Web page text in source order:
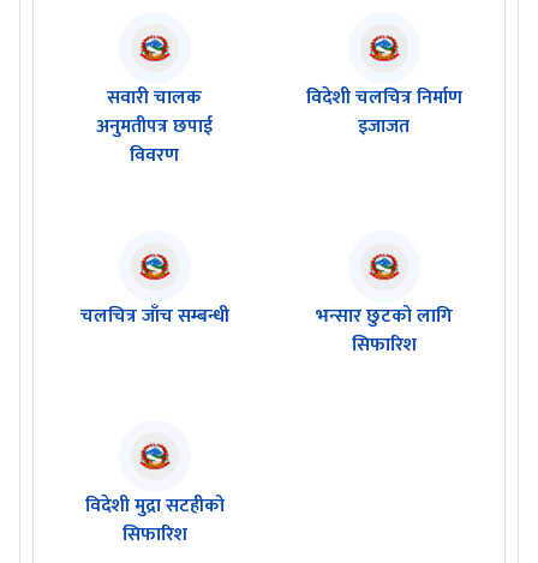
सवारी चालक
अनुमतीपत्र छपाई
विवरण
विदेशी चलचित्र निर्माण
इजाजत
चलचित्र जाँच सम्बन्धी
भन्सार छुटको लागि
सिफारिश
विदेशी मुद्रा सटहीको
सिफारिश